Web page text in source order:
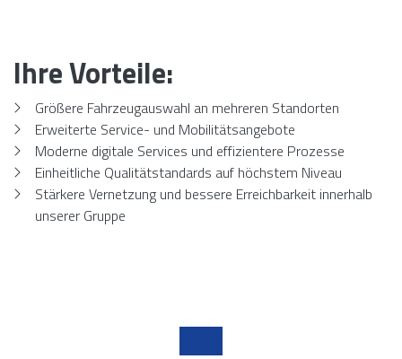
Ihre Vorteile:
Größere Fahrzeugauswahl an mehreren Standorten
Erweiterte Service- und Mobilitätsangebote
Moderne digitale Services und effizientere Prozesse
Einheitliche Qualitätstandards auf höchstem Niveau
Stärkere Vernetzung und bessere Erreichbarkeit innerhalb
unserer Gruppe